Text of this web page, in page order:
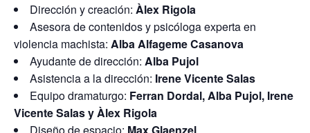
Dirección y creación: Àlex Rigola
Asesora de contenidos y psicóloga experta en
violencia machista: Alba Alfageme Casanova
Ayudante de dirección: Alba Pujol
Asistencia a la dirección: Irene Vicente Salas
Equipo dramaturgo: Ferran Dordal, Alba Pujol, Irene
Vicente Salas y Àlex Rigola